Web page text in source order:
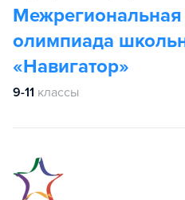
Межрегиональная
олимпиада
«Навигатор»
9-11 классы